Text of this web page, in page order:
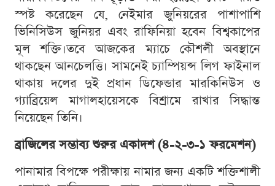
স্পষ্ট করেছেন যে, নেইমার জুনিয়রের পাশাপাশি
ভিনিসিউস জুনিয়র এবং রাফিনিয়া হবেন বিশ্বকাপের
মূল শক্তি।তবে আজকের ম্যাচে কৌশলী অবস্থানে
থাকছেন আনচেলত্তি। সামনেই চ্যাম্পিয়ন্স লিগ ফাইনাল
থাকায় দলের দুই প্রধান ডিফেন্ডার মারকিনিউস ও
গ্যাব্রিয়েল মাগালহায়েসকে বিশ্রামে রাখার সিদ্ধান্ত
নিয়েছেন তিনি।
ব্রাজিলের সম্ভাব্য শুরুর একাদশ (৪-২-৩-১ ফরমেশন)
পানামার বিপক্ষে পরীক্ষায় নামার জন্য একটি শক্তিশালী